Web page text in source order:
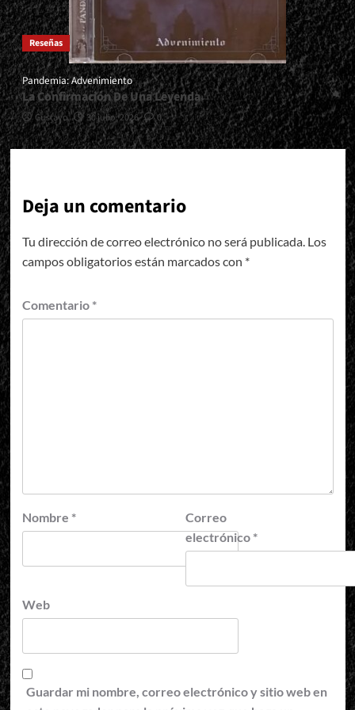
Reseñas
Pandemia: Advenimiento
La Confirmación De Una Leyenda
Gustavo 30 julio, 2026 0
Deja un comentario
Tu dirección de correo electrónico no será publicada. Los
campos obligatorios están marcados con *
Comentario *
Nombre *
Correo
electrónico *
Web
Guardar mi nombre, correo electrónico y sitio web en